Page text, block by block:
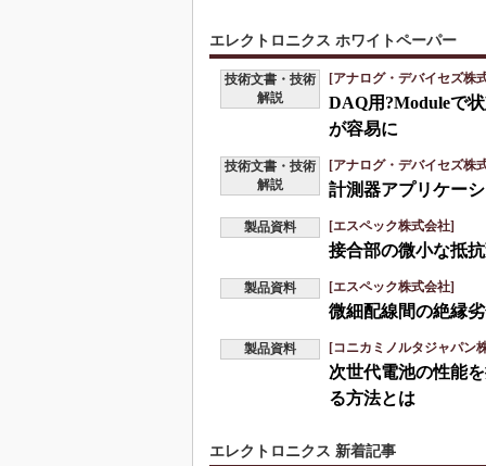
エレクトロニクス ホワイトペーパー
技術文書・技術
解説
[アナログ・デバイセズ株
DAQ用?Moduleで
が容易に
技術文書・技術
解説
[アナログ・デバイセズ株
計測器アプリケー
製品資料 [エスペック株式会社]
接合部の微小な抵
製品資料 [エスペック株式会社]
微細配線間の絶縁
製品資料 [コニカミノルタジャパン
次世代電池の性能
る方法とは
エレクトロニクス 新着記事